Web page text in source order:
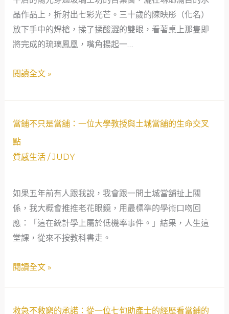
救
急
故
事
晶作品上，折射出七彩光芒。三十歲的陳映彤（化名）
放下手中的焊槍，揉了揉酸澀的雙眼，看著桌上那隻即
將完成的琉璃鳳凰，嘴角揚起一…
溫
暖
救
當
只
借
錢，
是
社
會
的
全
閱讀全文 »
當鋪不只是當舖：一位大學教授與土城當舖的生命交叉
點
質感生活/JUDY
如果五年前有人跟我說，我會跟一間土城當舖扯上關
係，我大概會推推老花眼鏡，用最標準的學術口吻回
應：「這在統計學上屬於低機率事件。」結果，人生這
堂課，從來不按教科書走。
當
只
當
舖：
一
位
學
閱讀全文 »
救急不救窮的承諾：從一位七旬助產士的經歷看當鋪的
救